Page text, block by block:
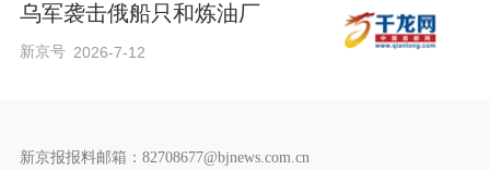
乌军袭击俄船只和炼油厂
新京号 2026-7-12
新京报报料邮箱：82708677@bjnews.com.cn